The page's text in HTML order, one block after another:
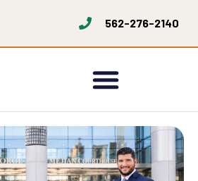
562-276-2140